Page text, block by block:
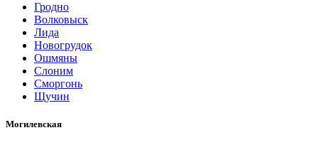
Гродно
Волковыск
Лида
Новогрудок
Ошмяны
Слоним
Сморгонь
Щучин
Могилевская